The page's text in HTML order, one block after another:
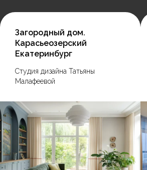
Загородный дом.
Карасьеозерский
Екатеринбург
Студия дизайна Татьяны
Малафеевой